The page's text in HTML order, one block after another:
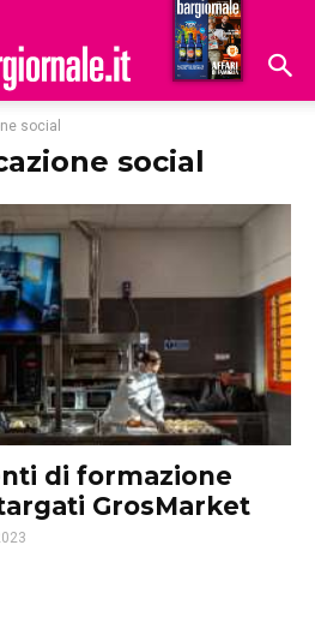
Hoteldomani
social
social
di formazione
GrosMarket